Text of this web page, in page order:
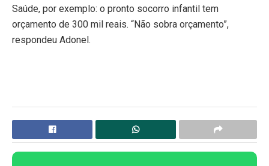
Saúde, por exemplo: o pronto socorro infantil tem
orçamento de 300 mil reais. “Não sobra orçamento”,
respondeu Adonel.